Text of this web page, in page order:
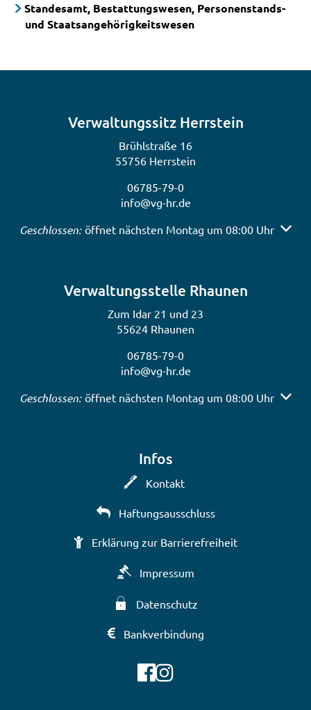
Standesamt, Bestattungswesen, Personenstands-
und Staatsangehörigkeitswesen
Verwaltungssitz Herrstein
Brühlstraße 16
55756 Herrstein
06785-79-0
info@vg-hr.de
Klicken, um weitere Öffnungs- oder Schließzeiten
Geschlossen: öffnet nächsten Montag um 08:00 Uhr
Verwaltungsstelle Rhaunen
Zum Idar 21 und 23
55624 Rhaunen
06785-79-0
info@vg-hr.de
Klicken, um weitere Öffnungs- oder Schließzeiten
Geschlossen: öffnet nächsten Montag um 08:00 Uhr
Infos
Kontakt
Haftungsausschluss
Erklärung zur Barrierefreiheit
Impressum
Datenschutz
Bankverbindung